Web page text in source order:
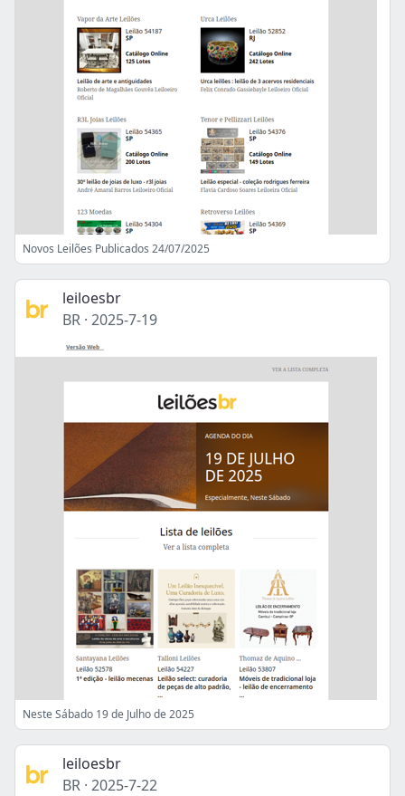
Novos Leilões Publicados 24/07/2025
leiloesbr
BR · 2025-7-19
Neste Sábado 19 de Julho de 2025
leiloesbr
BR · 2025-7-22